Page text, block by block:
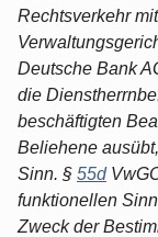
Rechtsverkehr
Deutsche Bank
die
beschäftigten
Beliehene
Sinn. § 55d
funktionellen
Zweck der